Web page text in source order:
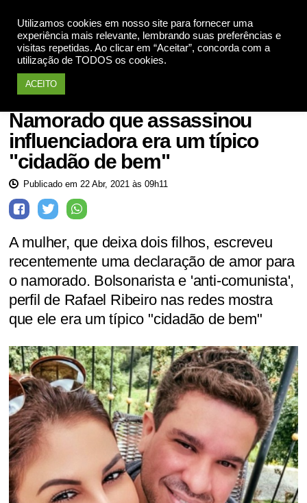
Utilizamos cookies em nosso site para fornecer uma
experiência mais relevante, lembrando suas preferências e
visitas repetidas. Ao clicar em “Aceitar”, concorda com a
utilização de TODOS os cookies.
ACEITO
Mulheres violadas
Namorado que assassinou
influenciadora era um típico
"cidadão de bem"
Publicado em 22 Abr, 2021 às 09h11
A mulher, que deixa dois filhos, escreveu
recentemente uma declaração de amor para
o namorado. Bolsonarista e 'anti-comunista',
perfil de Rafael Ribeiro nas redes mostra
que ele era um típico "cidadão de bem"